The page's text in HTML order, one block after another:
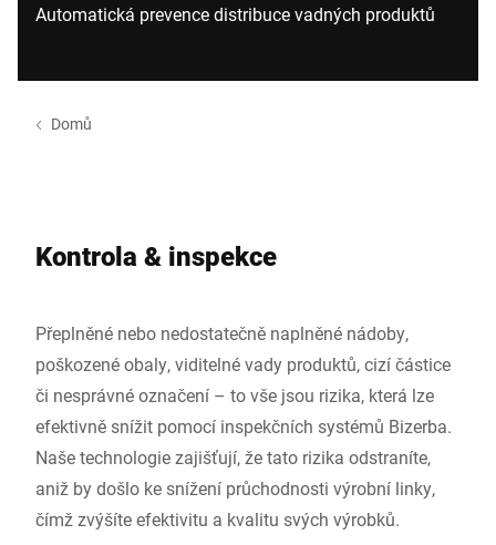
Automatická prevence distribuce vadných produktů
Domů
Kontrola & inspekce
Přeplněné nebo nedostatečně naplněné nádoby,
poškozené obaly, viditelné vady produktů, cizí částice
či nesprávné označení – to vše jsou rizika, která lze
efektivně snížit pomocí inspekčních systémů Bizerba.
Naše technologie zajišťují, že tato rizika odstraníte,
aniž by došlo ke snížení průchodnosti výrobní linky,
čímž zvýšíte efektivitu a kvalitu svých výrobků.